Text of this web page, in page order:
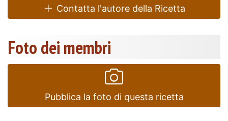
Contatta l'autore della Ricetta
Foto dei membri
Pubblica la foto di questa ricetta